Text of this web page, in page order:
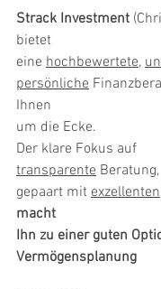
Strack Investment
bietet
eine hochbewertete,
persönliche
Ihnen
um die Ecke.
Der klare Fokus auf
transparente Beratung,
gepaart mit exzellenten
macht
Ihn zu einer guten
Vermögensplanung